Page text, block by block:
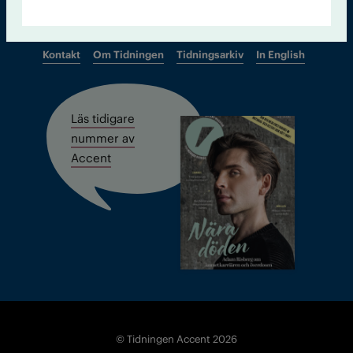
Kontakt Om Tidningen Tidningsarkiv In English
Läs tidigare
nummer av
Accent
© Tidningen Accent 2026